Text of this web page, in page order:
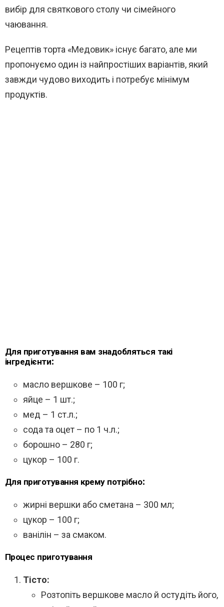
вибір для святкового столу чи сімейного
чаювання.
Рецептів торта «Медовик» існує багато, але ми
пропонуємо один із найпростіших варіантів, який
завжди чудово виходить і потребує мінімум
продуктів.
Для приготування вам знадобляться такі
інгредієнти:
масло вершкове – 100 г;
яйце – 1 шт.;
мед – 1 ст.л.;
сода та оцет – по 1 ч.л.;
борошно – 280 г;
цукор – 100 г.
Для приготування крему потрібно:
жирні вершки або сметана – 300 мл;
цукор – 100 г;
ванілін – за смаком.
Процес приготування
Тісто:
Розтопіть вершкове масло й остудіть його,